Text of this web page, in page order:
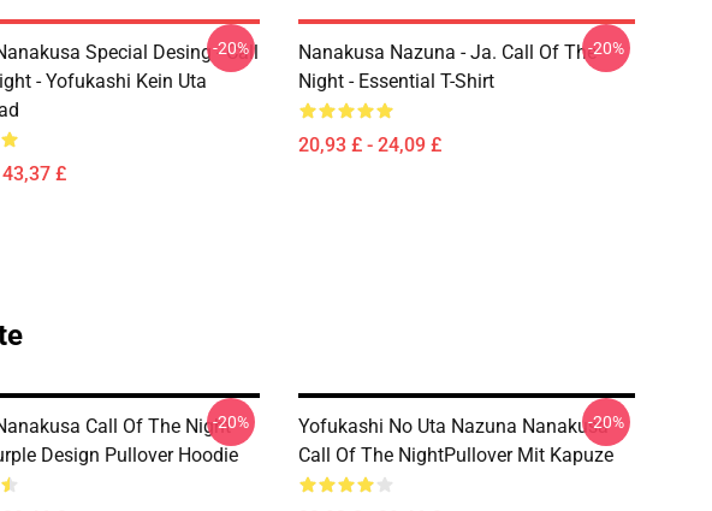
Special Desing - Call
- Yofukashi Kein Uta
£
-20%
Nanakusa Nazuna - Ja. Call Of The
Night - Essential T-Shirt
20,93 £ - 24,09 £
-20%
Call Of The Night
Design Pullover Hoodie
-20%
Yofukashi No Uta Nazuna Nanakusa
Call Of The NightPullover Mit Kapuze
-20%